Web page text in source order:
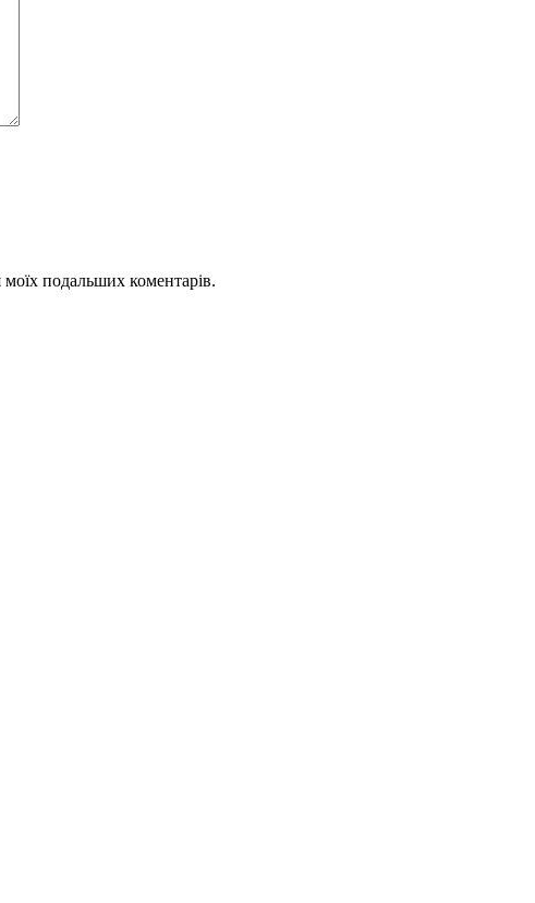
моїх подальших коментарів.